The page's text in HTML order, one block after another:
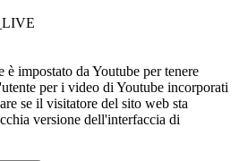
è impostato da Youtube per tenere
per i video di Youtube incorporati
se il visitatore del sito web sta
versione dell'interfaccia di